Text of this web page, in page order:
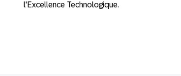
l'Excellence Technologique.